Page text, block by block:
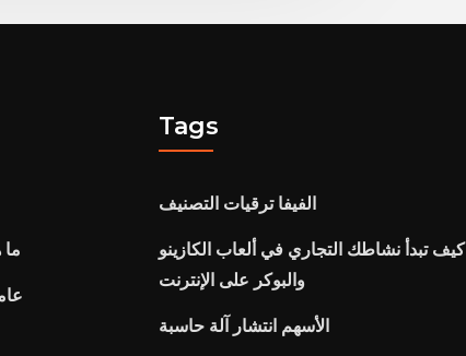
ما
30
Tags
الفيفا ترقيات التصنيف
كيف تبدأ نشاطك التجاري في ألعاب الكازينو
والبوكر على الإنترنت
الأسهم انتشار آلة حاسبة